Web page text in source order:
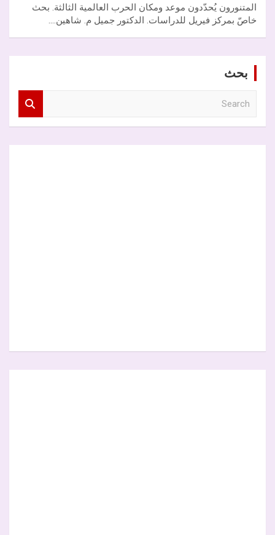
المتنورون يُحدّدون موعد ومكان الحرب العالمية الثالثة. بحث
خاصّ بمركز فيريل للدراسات. الدكتور جميل م. شاهين.…
بحث